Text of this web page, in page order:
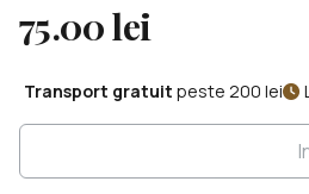
75.00 lei
Transport gratuit peste 200 lei